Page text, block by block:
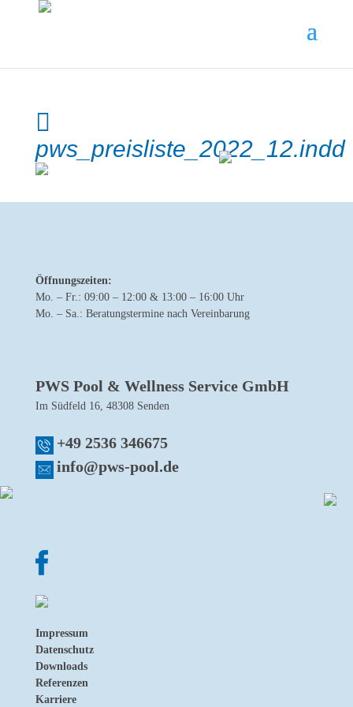
pws_preisliste_2022_12.indd
Öffnungszeiten:
Mo. – Fr.: 09:00 – 12:00 & 13:00 – 16:00 Uhr
Mo. – Sa.: Beratungstermine nach Vereinbarung
PWS Pool & Wellness Service GmbH
Im Südfeld 16, 48308 Senden
+49 2536 346675
info@pws-pool.de
Impressum
Datenschutz
Downloads
Referenzen
Karriere